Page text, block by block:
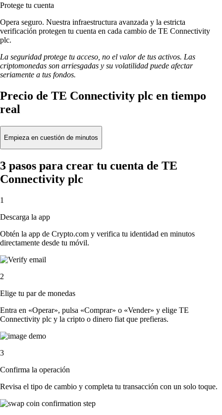
Protege tu cuenta
Opera seguro. Nuestra infraestructura avanzada y la estricta
verificación protegen tu cuenta en cada cambio de TE Connectivity
plc.
La seguridad protege tu acceso, no el valor de tus activos. Las
criptomonedas son arriesgadas y su volatilidad puede afectar
seriamente a tus fondos.
Precio de TE Connectivity plc en tiempo
real
Empieza en cuestión de minutos
3 pasos para crear tu cuenta de TE
Connectivity plc
1
Descarga la app
Obtén la app de Crypto.com y verifica tu identidad en minutos
directamente desde tu móvil.
2
Elige tu par de monedas
Entra en «Operar», pulsa «Comprar» o «Vender» y elige TE
Connectivity plc y la cripto o dinero fiat que prefieras.
3
Confirma la operación
Revisa el tipo de cambio y completa tu transacción con un solo toque.